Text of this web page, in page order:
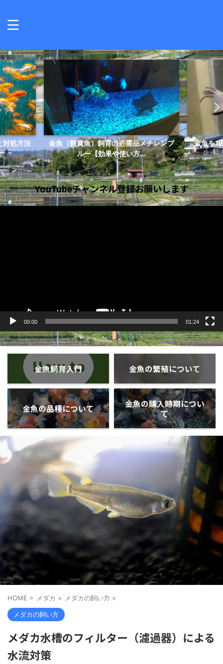
対処方法
金魚（観賞魚）飼育の必需品メチレンブ
ルー【効果や使い方...
金魚を1
YouTubeチャンネル登録お願いします
00:00 01:24
金魚飼育入門 金魚の繁殖について
金魚の品種について
金魚の購入時期につい
て
HOME > メダカ > メダカの飼い方 >
メダカの飼い方
メダカ水槽のフィルター（濾過器）による
水流対策